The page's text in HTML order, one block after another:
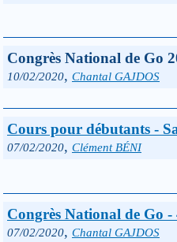
Congrès National de Go
10/02/2020, Chantal GAJDOS
Cours pour débutants -
07/02/2020, Clément BÉNI
Congrès National de Go
07/02/2020, Chantal GAJDOS